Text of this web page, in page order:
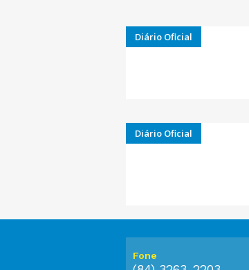
Diário Oficial
Diário Oficial
Fone